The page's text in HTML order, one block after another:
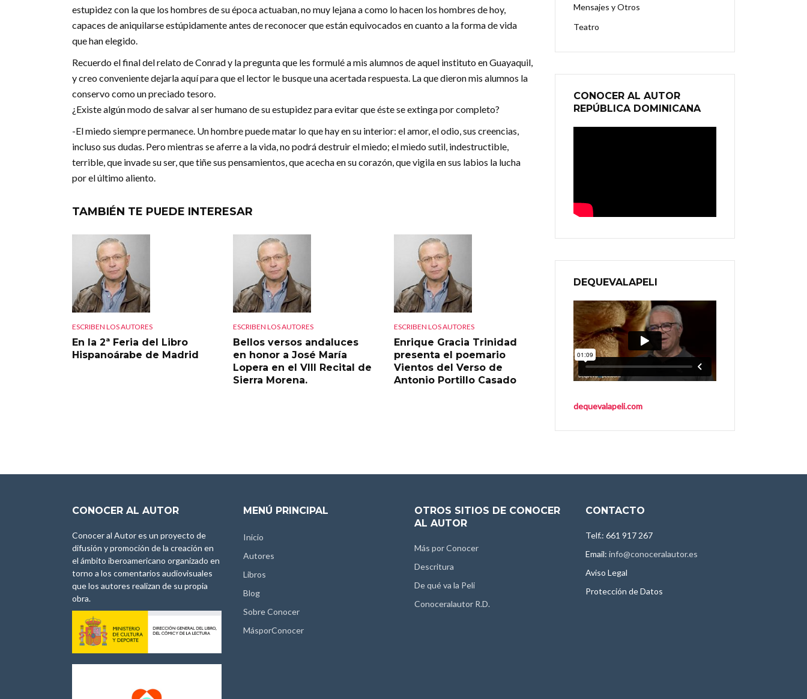
estupidez con la que los hombres de su época actuaban, no muy lejana a como lo hacen los hombres de hoy,
capaces de aniquilarse estúpidamente antes de reconocer que están equivocados en cuanto a la forma de vida
que han elegido.
Recuerdo el final del relato de Conrad y la pregunta que les formulé a mis alumnos de aquel instituto en Guayaquil,
y creo conveniente dejarla aquí para que el lector le busque una acertada respuesta. La que dieron mis alumnos la
conservo como un preciado tesoro.
¿Existe algún modo de salvar al ser humano de su estupidez para evitar que éste se extinga por completo?
-El miedo siempre permanece. Un hombre puede matar lo que hay en su interior: el amor, el odio, sus creencias,
incluso sus dudas. Pero mientras se aferre a la vida, no podrá destruir el miedo; el miedo sutil, indestructible,
terrible, que invade su ser, que tiñe sus pensamientos, que acecha en su corazón, que vigila en sus labios la lucha
por el último aliento.
TAMBIÉN TE PUEDE INTERESAR
ESCRIBEN LOS AUTORES
En la 2ª Feria del Libro
Hispanoárabe de Madrid
ESCRIBEN LOS AUTORES
Bellos versos andaluces
en honor a José María
Lopera en el VIII Recital de
Sierra Morena.
ESCRIBEN LOS AUTORES
Enrique Gracia Trinidad
presenta el poemario
Vientos del Verso de
Antonio Portillo Casado
Mensajes y Otros
Teatro
CONOCER AL AUTOR
REPÚBLICA DOMINICANA
DEQUEVALAPELI
dequevalapeli.com
CONOCER AL AUTOR
Conocer al Autor es un proyecto de
difusión y promoción de la creación en
el ámbito iberoamericano organizado en
torno a los comentarios audiovisuales
que los autores realizan de su propia
obra.
MENÚ PRINCIPAL
Inicio
Autores
Libros
Blog
Sobre Conocer
MásporConocer
OTROS SITIOS DE CONOCER
AL AUTOR
Más por Conocer
Descritura
De qué va la Peli
Conoceralautor R.D.
CONTACTO
Telf.: 661 917 267
Email: info@conoceralautor.es
Aviso Legal
Protección de Datos